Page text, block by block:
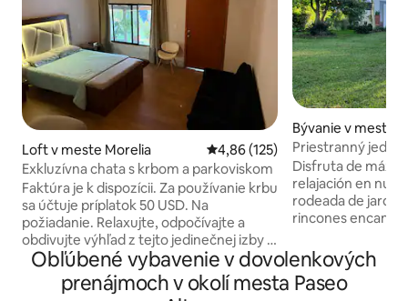
Loft v meste Morelia Priemerné ohodnotenie 4,86 z
4,86 (125)
Exkluzívna chata s krbom a parkoviskom
Faktúra je k dispozícii. Za používanie krbu
sa účtuje príplatok 50 USD. Na
požiadanie. Relaxujte, odpočívajte a
obdivujte výhľad z tejto jedinečnej izby v
štýle chaty v meste Morelia (Altozano),
ktorá je určená len a výhradne pre páry
alebo pre 1 osobu. Vybavené teplou
Bývanie v meste
Priestranný
obklopený
Disfruta de
relajación en
rodeada de
rincones
Inmejorable
Universidades,
restaurantes en
Obľúbené vybavenie v dovolenkových
prenájmoch v okolí mesta Paseo